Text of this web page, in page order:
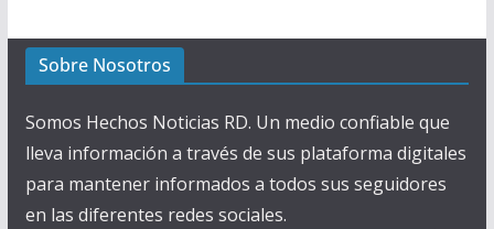
Sobre Nosotros
Somos Hechos Noticias RD. Un medio confiable que
lleva información a través de sus plataforma digitales
para mantener informados a todos sus seguidores
en las diferentes redes sociales.